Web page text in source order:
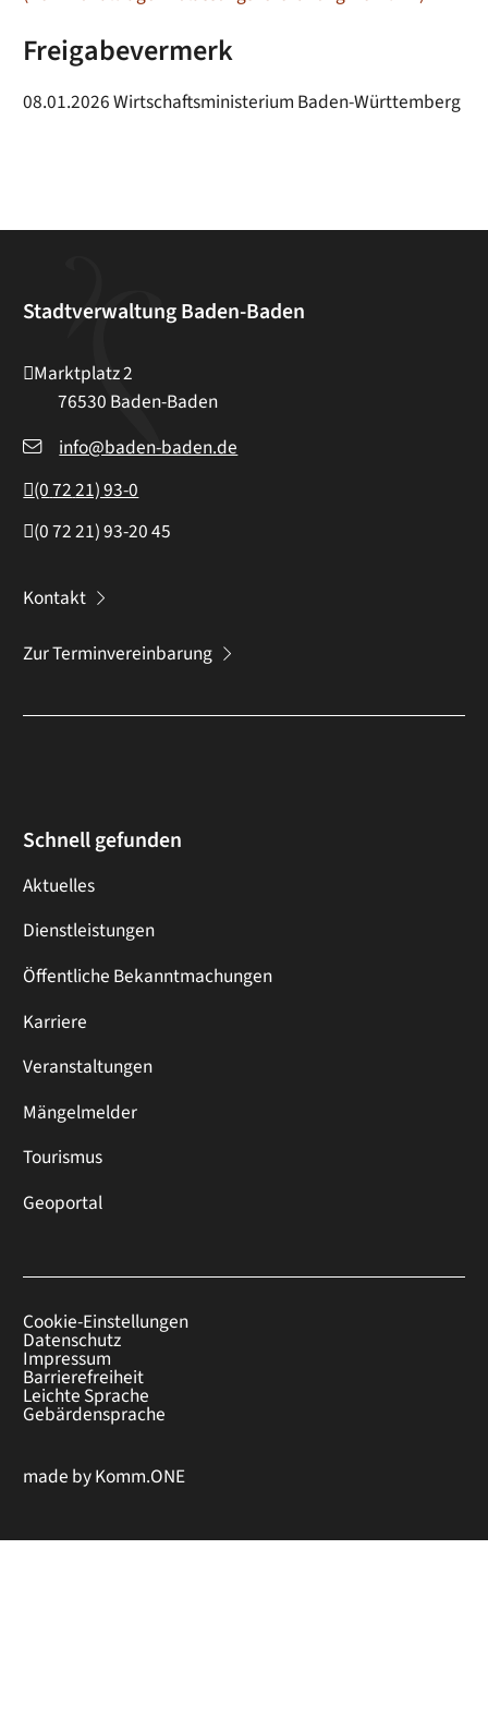
Freigabevermerk
08.01.2026 Wirtschaftsministerium Baden-Württemberg
Stadtverwaltung Baden-Baden
Marktplatz 2
76530 Baden-Baden
info@baden-baden.de
(07221) 93-0
(07221) 93-2045
Kontakt
Zur Terminvereinbarung
Schnell gefunden
Aktuelles
Dienstleistungen
Öffentliche Bekanntmachungen
Karriere
Veranstaltungen
Mängelmelder
Tourismus
Geoportal
Cookie-Einstellungen
Datenschutz
Impressum
Barrierefreiheit
Leichte Sprache
Gebärdensprache
made byKomm.ONE